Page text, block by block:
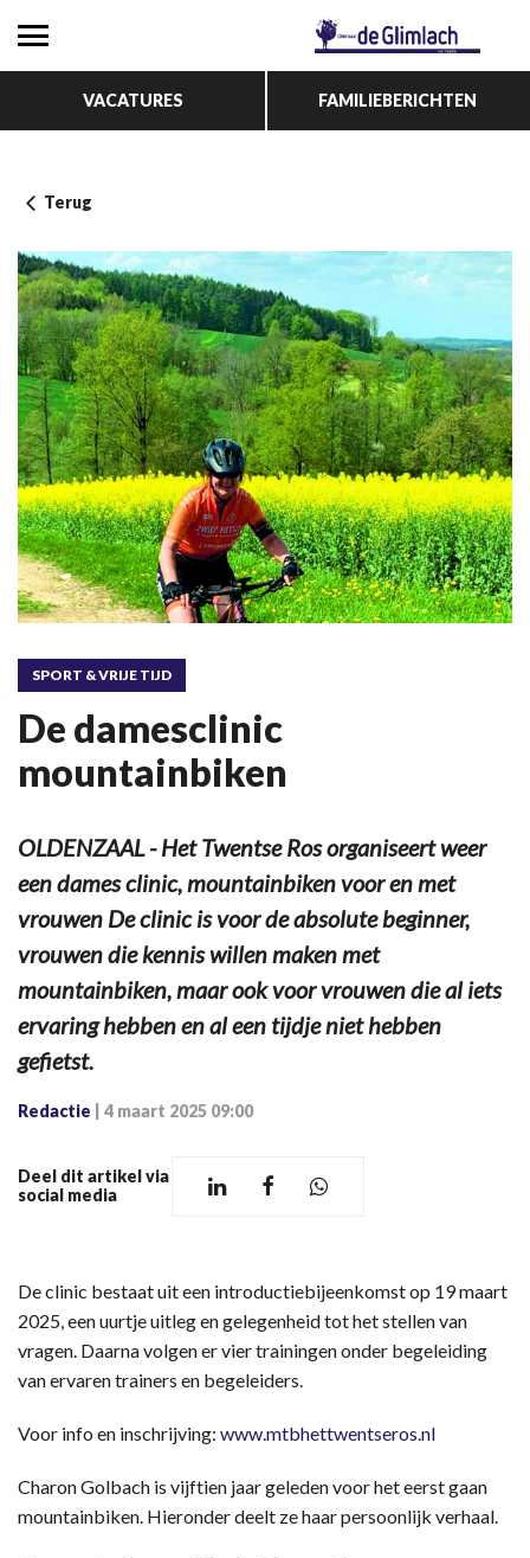
VACATURES FAMILIEBERICHTEN
Terug
SPORT & VRIJE TIJD
De damesclinic
mountainbiken
OLDENZAAL - Het Twentse Ros organiseert weer
een dames clinic, mountainbiken voor en met
vrouwen De clinic is voor de absolute beginner,
vrouwen die kennis willen maken met
mountainbiken, maar ook voor vrouwen die al iets
ervaring hebben en al een tijdje niet hebben
gefietst.
Redactie 4 maart 2025 09:00
Deel dit artikel via
social media
De clinic bestaat uit een introductiebijeenkomst op 19 maart
2025, een uurtje uitleg en gelegenheid tot het stellen van
vragen. Daarna volgen er vier trainingen onder begeleiding
van ervaren trainers en begeleiders.
Voor info en inschrijving: www.mtbhettwentseros.nl
Charon Golbach is vijftien jaar geleden voor het eerst gaan
mountainbiken. Hieronder deelt ze haar persoonlijk verhaal.